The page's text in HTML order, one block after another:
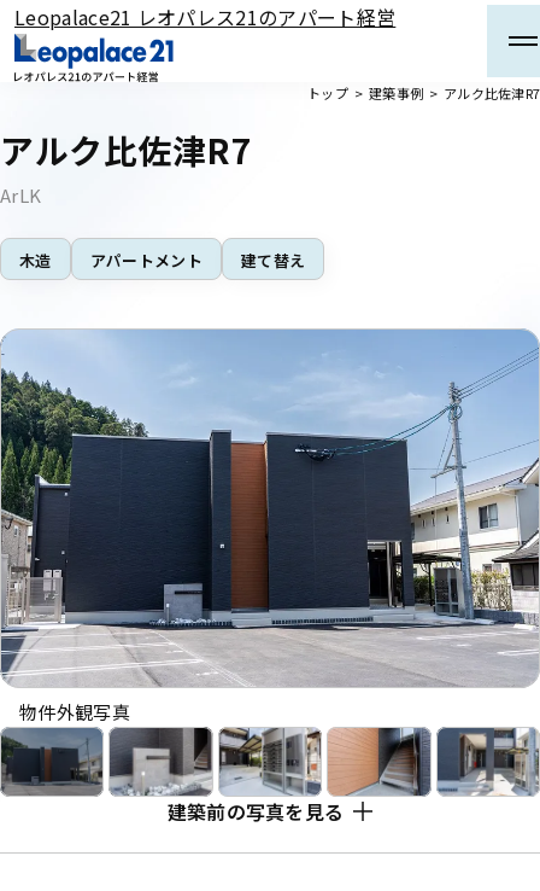
メインコンテンツまでスキップする
Leopalace21 レオパレス21のアパート経営
トップ 建築事例 アルク比佐津R7
アルク比佐津R7
ArLK
木造 アパートメント 建て替え
物件外観写真
建築前の写真を見る